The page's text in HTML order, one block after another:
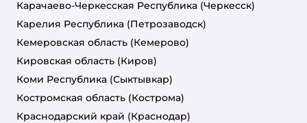
Карачаево-Черкесская Республика (Черкесск)
Карелия Республика (Петрозаводск)
Кемеровская область (Кемерово)
Кировская область (Киров)
Коми Республика (Сыктывкар)
Костромская область (Кострома)
Краснодарский край (Краснодар)